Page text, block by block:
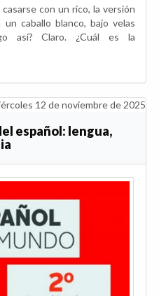
con un rico, la versión
caballo blanco, bajo velas
así? Claro. ¿Cuál es la
12 de noviembre de 2025
español: lengua,